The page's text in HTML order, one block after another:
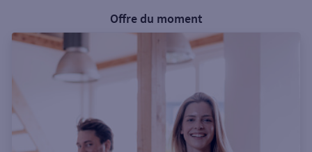
Offre du moment